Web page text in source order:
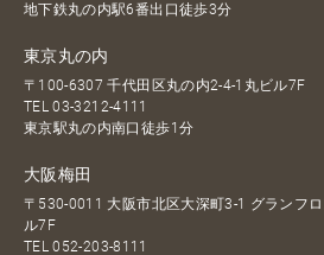
地下鉄丸の内駅6番出口徒歩3分
東京丸の内
〒100-6307 千代田区丸の内2-4-1丸ビル7F
TEL03-3212-4111
東京駅丸の内南口徒歩1分
大阪梅田
〒530-0011 大阪市北区大深町3-1 グランフ
ル7F
TEL052-203-8111